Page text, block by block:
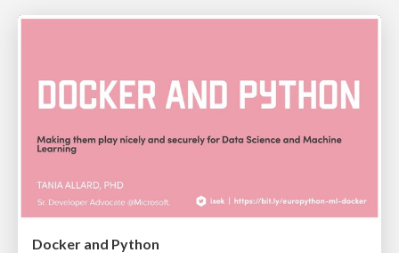
Docker and Python